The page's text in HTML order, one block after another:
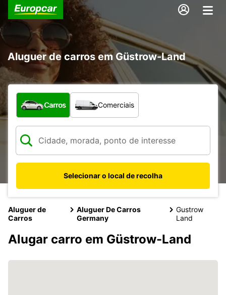
Aluguer de carros em Güstrow-Land
Que tipo de veículo pretende?
Carros Comerciais
Selecionar o local de recolha
Aluguer de
Carros
Aluguer De Carros
Germany
Gustrow
Land
Alugar carro em Güstrow-Land